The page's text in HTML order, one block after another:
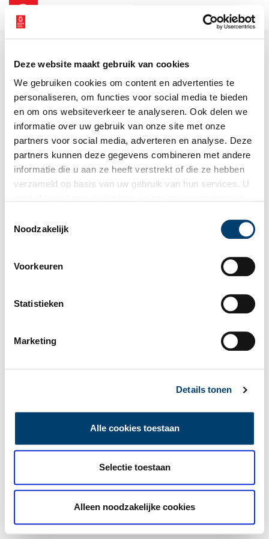
Deze website maakt gebruik van cookies
We gebruiken cookies om content en advertenties te
personaliseren, om functies voor social media te bieden
en om ons websiteverkeer te analyseren. Ook delen we
informatie over uw gebruik van onze site met onze
partners voor social media, adverteren en analyse. Deze
partners kunnen deze gegevens combineren met andere
informatie die u aan ze heeft verstrekt of die ze hebben
verzameld op basis van uw gebruik van hun services. U
Noodzakelijk
Voorkeuren
Statistieken
Marketing
Details tonen
Alle cookies toestaan
Selectie toestaan
Alleen noodzakelijke cookies